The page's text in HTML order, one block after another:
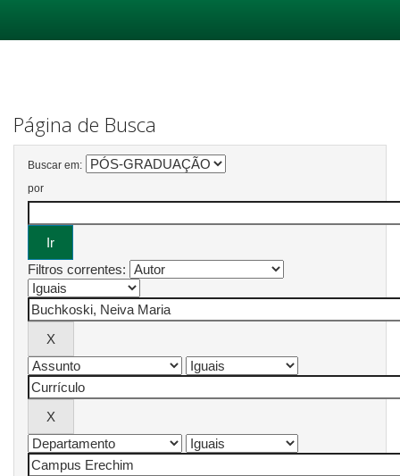
Página de Busca
Buscar em:
por
Filtros correntes: